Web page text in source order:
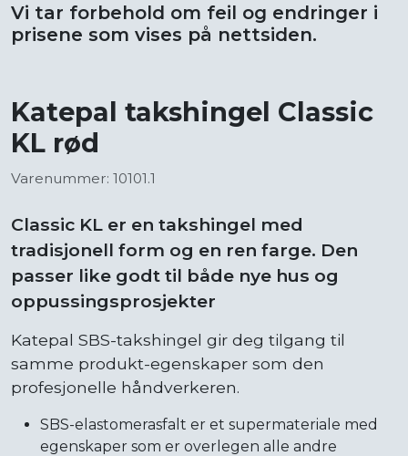
Vi tar forbehold om feil og endringer i
prisene som vises på nettsiden.
Katepal takshingel Classic
KL rød
Varenummer: 10101.1
Classic KL er en takshingel med
tradisjonell form og en ren farge. Den
passer like godt til både nye hus og
oppussingsprosjekter
Katepal SBS-takshingel gir deg tilgang til
samme produkt-egenskaper som den
profesjonelle håndverkeren.
SBS-elastomerasfalt er et supermateriale med
egenskaper som er overlegen alle andre